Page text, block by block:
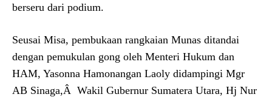
berseru dari podium.
Seusai Misa, pembukaan rangkaian Munas ditandai
dengan pemukulan gong oleh Menteri Hukum dan
HAM, Yasonna Hamonangan Laoly didampingi Mgr
AB Sinaga,Â Wakil Gubernur Sumatera Utara, Hj Nur